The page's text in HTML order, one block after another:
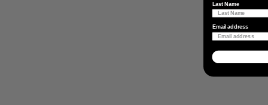
Last Name
Email address